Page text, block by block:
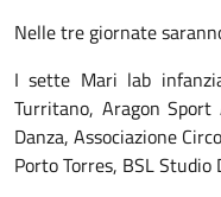
Nelle tre giornate
I sette Mari lab
Turritano, Aragon Sport
Danza, Associazione
Porto Torres, BSL